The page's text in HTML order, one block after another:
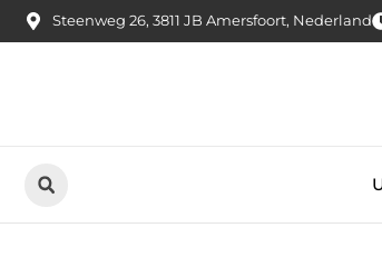
Steenweg 26, 3811 JB Amersfoort, Nederland